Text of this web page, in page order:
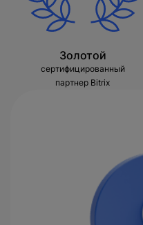
Золотой
сертифицированный
партнер Bitrix